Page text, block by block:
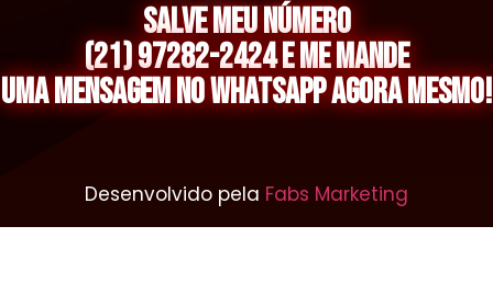
Salve meu número
(21) 97282-2424 e me mande
uma mensagem no whatsapp agora mesmo!
Desenvolvido pela Fabs Marketing